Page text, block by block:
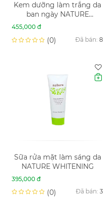
Kem dưỡng làm trắng da
ban ngày NATURE
WHITENING DAY CREAM
455,000 đ
(0) Đã bán: 8
Sữa rửa mặt làm sáng da
NATURE WHITENING
395,000 đ
(0) Đã bán: 3